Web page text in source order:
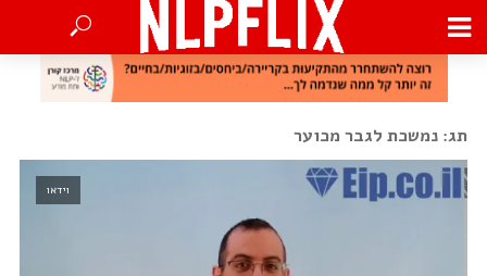
תג: נמשכת לגבר מכוער
וידאו